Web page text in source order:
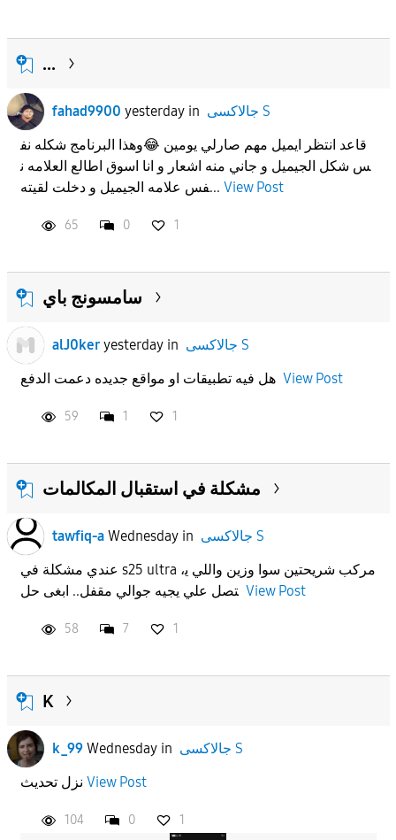
...
fahad9900 yesterdayin
جالاكسى S
قاعد انتظر ايميل مهم صارلي يومين 😂وهذا البرنامج شكله نف
س شكل الجيميل و جاني منه اشعار و انا اسوق اطالع العلامه ن
فس علامه الجيميل و دخلت لقيته... View Post
65 0 1
سامسونج باي
alJ0ker yesterdayin
جالاكسى S
هل فيه تطبيقات او مواقع جديده دعمت الدفع View Post
59 1 1
مشكلة في استقبال المكالمات
tawfiq-a Wednesdayin
جالاكسى S
عندي مشكلة في s25 ultra ،مركب شريحتين سوا وزين واللي ي
تصل علي يجيه جوالي مقفل.. ابغى حل View Post
58 7 1
K
k_99 Wednesdayin
جالاكسى S
View Post
104 0 1